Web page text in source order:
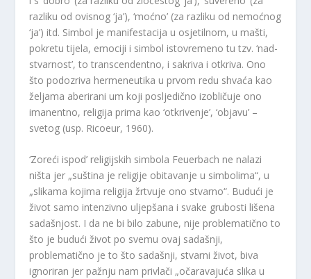
razliku od ovisnog ‘ja’), ‘moćno’ (za razliku od nemoćnog
‘ja’) itd. Simbol je manifestacija u osjetilnom, u mašti,
pokretu tijela, emociji i simbol istovremeno tu tzv. ‘nad-
stvarnost’, to transcendentno, i sakriva i otkriva. Ono
što podozriva hermeneutika u prvom redu shvaća kao
željama aberirani um koji posljedično izobličuje ono
imanentno, religija prima kao ‘otkrivenje’, ‘objavu’ –
svetog (usp. Ricoeur, 1960).
‘Zoreći ispod’ religijskih simbola Feuerbach ne nalazi
ništa jer „suština je religije obitavanje u simbolima“, u
„slikama kojima religija žrtvuje ono stvarno“. Budući je
život samo intenzivno uljepšana i svake grubosti lišena
sadašnjost. I da ne bi bilo zabune, nije problematično to
što je budući život po svemu ovaj sadašnji,
problematično je to što sadašnji, stvarni život, biva
ignoriran jer pažnju nam privlači „očaravajuća slika u